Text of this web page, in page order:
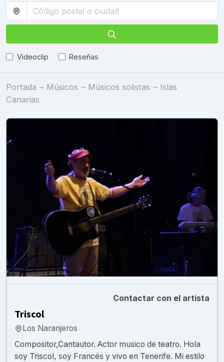
Videoclip Reseñas
Portada Músicos Músicos solistas
Islas
Canarias
Contactar con el artista
Triscol
Los Naranjeros
Compositor,Cantautor. Actor musico de teatro. Hola
soy Triscol, soy Francés y vivo en Tenerife. Mi estilo